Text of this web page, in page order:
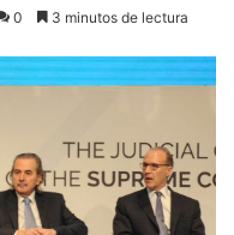
0 3 minutos de lectura